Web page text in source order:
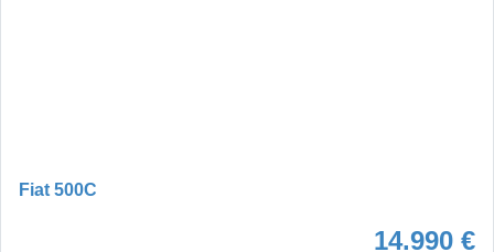
Fiat 500C
14.990 €